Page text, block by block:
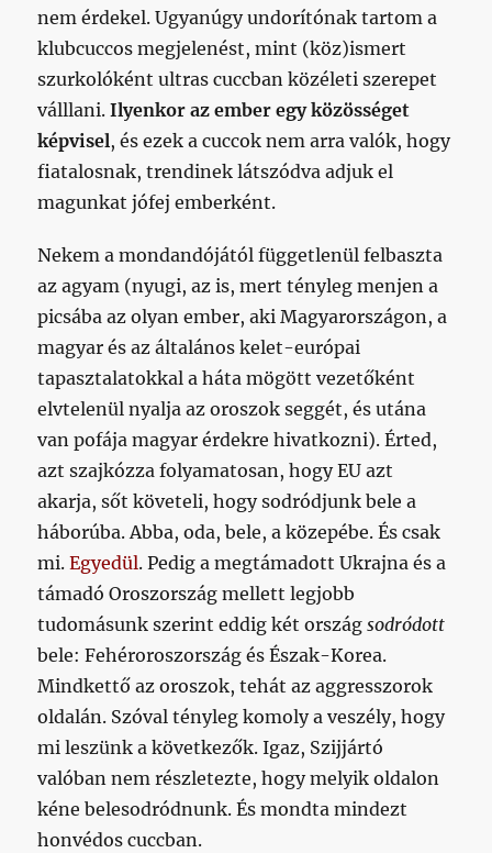
nem érdekel. Ugyanúgy undorítónak tartom a
klubcuccos megjelenést, mint (köz)ismert
szurkolóként ultras cuccban közéleti szerepet
válllani.Ilyenkor az ember egy közösséget
képvisel, és ezek a cuccok nem arra valók, hogy
fiatalosnak, trendinek látszódva adjuk el
magunkat jófej emberként.
Nekem a mondandójától függetlenül felbaszta
az agyam (nyugi, az is, mert tényleg menjen a
picsába az olyan ember, aki Magyarországon, a
magyar és az általános kelet-európai
tapasztalatokkal a háta mögött vezetőként
elvtelenül nyalja az oroszok seggét, és utána
van pofája magyar érdekre hivatkozni). Érted,
azt szajkózza folyamatosan, hogy EU azt
akarja, sőt követeli, hogy sodródjunk bele a
háborúba. Abba, oda, bele, a közepébe. És csak
mi.Egyedül. Pedig a megtámadott Ukrajna és a
támadó Oroszország mellett legjobb
tudomásunk szerint eddig két országsodródott
bele: Fehéroroszország és Észak-Korea.
Mindkettő az oroszok, tehát az aggresszorok
oldalán. Szóval tényleg komoly a veszély, hogy
mi leszünk a következők. Igaz, Szijjártó
valóban nem részletezte, hogy melyik oldalon
kéne belesodródnunk. És mondta mindezt
honvédos cuccban.